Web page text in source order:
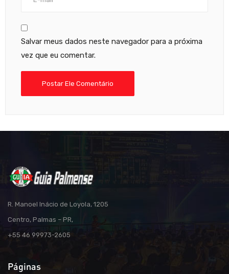
Salvar meus dados neste navegador para a próxima
vez que eu comentar.
R. Manoel Inácio de Loyola, 1205
Centro, Palmas – PR,
+55 46 99973-2605
Páginas